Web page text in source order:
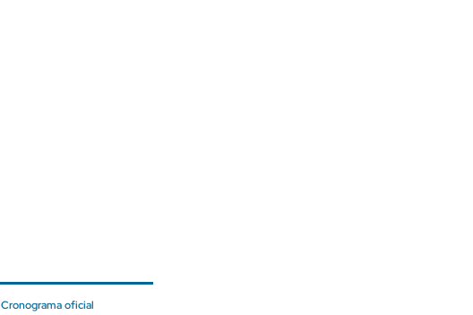
Cronograma oficial